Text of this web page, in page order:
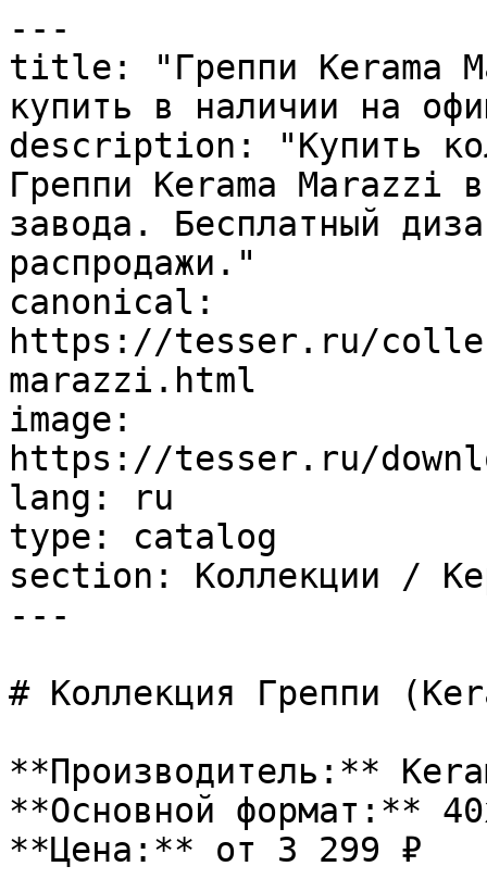
---
title: "Греппи Kerama
купить в наличии на
description: "Купить
Греппи Kerama Marazzi
завода. Бесплатный
распродажи."
canonical:
https://tesser.ru/
marazzi.html
image:
https://tesser.ru/
lang: ru
type: catalog
section: Коллекции /
---
# Коллекция Греппи
**Производитель:**
**Основной формат:**
**Цена:** от 3 299 ₽